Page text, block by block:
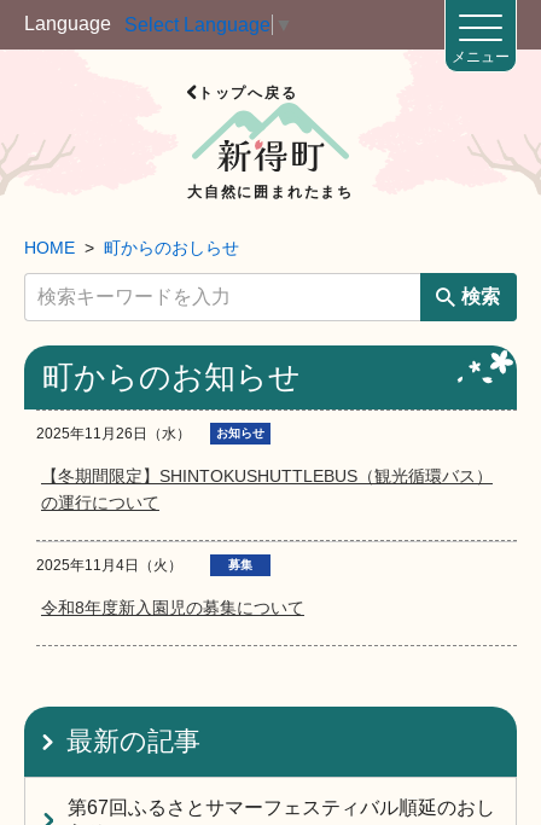
Language Select Language
トップへ戻る
大自然に囲まれたまち
メニュー
HOME 町からのおしらせ
検索
町からのお知らせ
2025年11月26日（水） お知らせ
【冬期間限定】SHINTOKUSHUTTLEBUS（観光循環バス）
の運行について
2025年11月4日（火） 募集
令和8年度新入園児の募集について
最新の記事
第67回ふるさとサマーフェスティバル順延のおし